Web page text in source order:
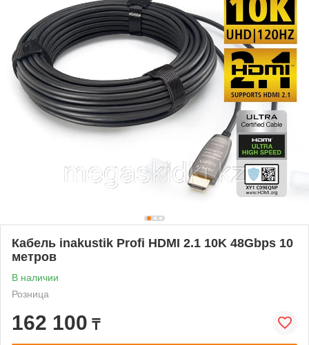
Кабель inakustik Profi HDMI 2.1 10K 48Gbps 10
метров
В наличии
Розница
162 100 ₸